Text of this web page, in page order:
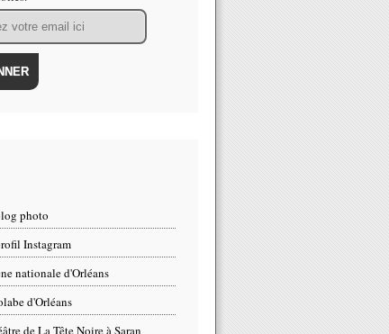
photo
Instagram
nationale d'Orléans
d'Orléans
de La Tête Noire à Saran